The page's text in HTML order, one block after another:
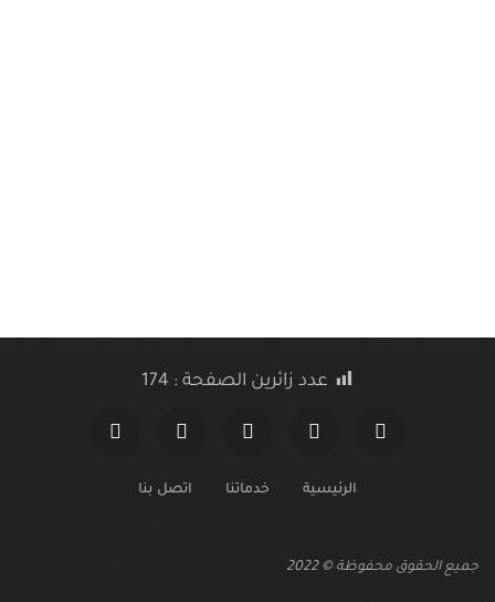
عدد زائرين الصفحة : 174
الرئيسية خدماتنا اتصل بنا
جميع الحقوق محفوظة © 2022